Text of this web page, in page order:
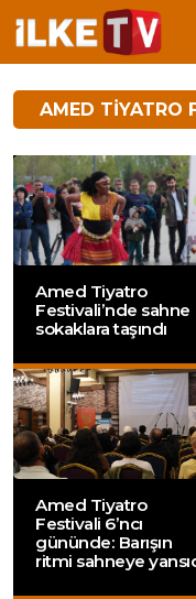
AMED TIYATRO
Amed Tiyatro
Festivali’nde sahne
sokaklara taşındı
Amed Tiyatro
Festivali 6’ncı
gününde: Barışın
ritmi sahneye